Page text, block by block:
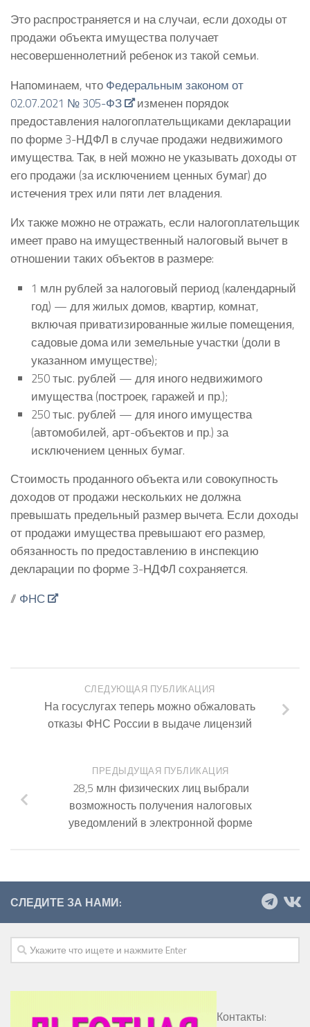
Это распространяется и на случаи, если доходы от
продажи объекта имущества получает
несовершеннолетний ребенок из такой семьи.
Напоминаем, что Федеральным законом от
02.07.2021 № 305-ФЗ
изменен порядок
предоставления налогоплательщиками декларации
по форме 3-НДФЛ в случае продажи недвижимого
имущества. Так, в ней можно не указывать доходы от
его продажи (за исключением ценных бумаг) до
истечения трех или пяти лет владения.
Их также можно не отражать, если налогоплательщик
имеет право на имущественный налоговый вычет в
отношении таких объектов в размере:
1 млн рублей за налоговый период (календарный
год) — для жилых домов, квартир, комнат,
включая приватизированные жилые помещения,
садовые дома или земельные участки (доли в
указанном имуществе);
250 тыс. рублей — для иного недвижимого
имущества (построек, гаражей и пр.);
250 тыс. рублей — для иного имущества
(автомобилей, арт-объектов и пр.) за
исключением ценных бумаг.
Стоимость проданного объекта или совокупность
доходов от продажи нескольких не должна
превышать предельный размер вычета. Если доходы
от продажи имущества превышают его размер,
обязанность по предоставлению в инспекцию
декларации по форме 3-НДФЛ сохраняется.
// ФНС
СЛЕДУЮЩАЯ ПУБЛИКАЦИЯ
На госуслугах теперь можно обжаловать
отказы ФНС России в выдаче лицензий
ПРЕДЫДУЩАЯ ПУБЛИКАЦИЯ
28,5 млн физических лиц выбрали
возможность получения налоговых
уведомлений в электронной форме
СЛЕДИТЕ ЗА НАМИ:
Контакты: